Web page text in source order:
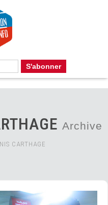
Archive
CARTHAGE